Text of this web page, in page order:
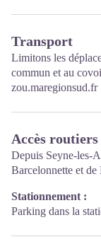
Transport
Limitons les
commun et au
zou.maregionsud.fr
Accès
Depuis Seyne-les-
Barcelonnette et de
Stationnement :
Parking dans la